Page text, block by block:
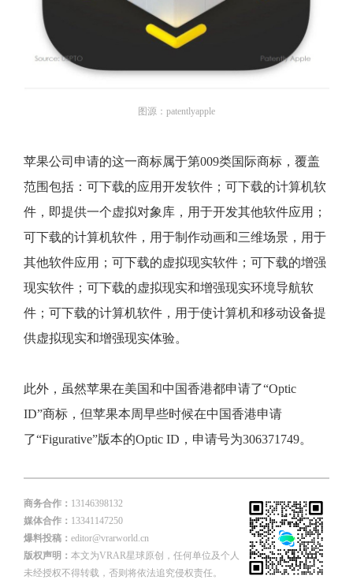
图源：patentlyapple
苹果公司申请的这一商标属于第009类国际商标，覆盖
范围包括：可下载的应用开发软件；可下载的计算机软
件，即提供一个虚拟对象库，用于开发其他软件应用；
可下载的计算机软件，用于制作动画和三维场景，用于
其他软件应用；可下载的虚拟现实软件；可下载的增强
现实软件；可下载的虚拟现实和增强现实环境导航软
件；可下载的计算机软件，用于使计算机和移动设备提
供虚拟现实和增强现实体验。
此外，虽然苹果在美国和中国香港都申请了“Optic
ID”商标，但苹果本周早些时候在中国香港申请
了“Figurative”版本的Optic ID，申请号为306371749。
商务合作： 13146398132
媒体合作： 13341147250
爆料投稿： editor@vrarworld.cn
版权声明： 本文为VRAR星球原创，任何单位及个人
未经授权不得转载，否则将依法追究侵权责任。